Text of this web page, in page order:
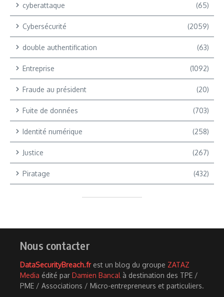
cyberattaque (65)
Cybersécurité (2059)
double authentification (63)
Entreprise (1092)
Fraude au président (20)
Fuite de données (703)
Identité numérique (258)
Justice (267)
Piratage (432)
Nous contacter
DataSecurityBreach.frest un blog du groupe ZATAZ
Media édité par Damien Bancal à destination des TPE /
PME / Associations / Micro-entrepreneurs et particuliers.